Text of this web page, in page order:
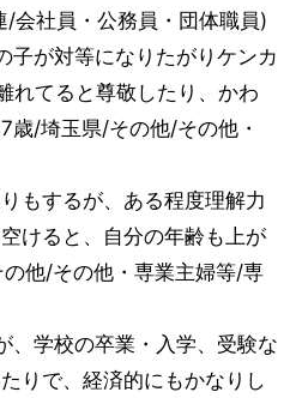
会社員・公務員・団体職員)
子が対等になりたがりケンカ
れてると尊敬したり、かわ
歳/埼玉県/その他/その他・
もするが、ある程度理解力
けると、自分の年齢も上が
他/その他・専業主婦等/専
、学校の卒業・入学、受験な
りで、経済的にもかなりし